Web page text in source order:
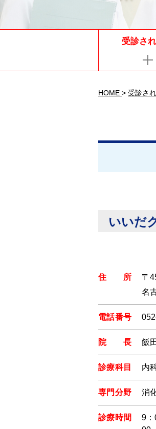
受診さ
HOME > 受診さ
いいだ
住所
〒
名
電話番号
院長 飯
診療科目 内
専門分野 消
診療時間
9：